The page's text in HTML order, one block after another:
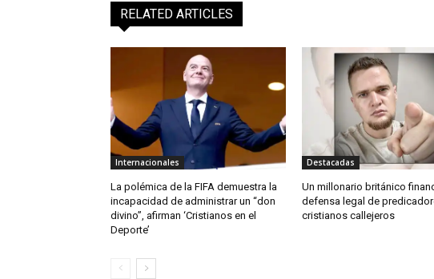
RELATED ARTICLES
Internacionales
La polémica de la FIFA demuestra la
incapacidad de administrar un “don
divino”, afirman ‘Cristianos en el
Deporte’
Destacadas
Un millonario británico
defensa legal de
cristianos callejeros